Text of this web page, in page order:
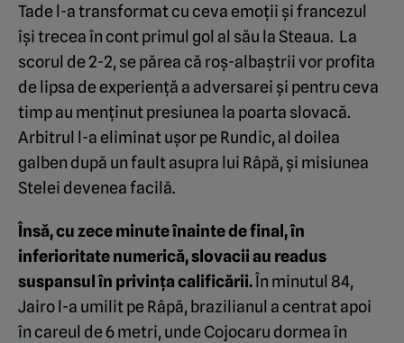
Tade l-a transformat cu ceva emoții și francezul
își trecea în cont primul gol al său la Steaua. La
scorul de 2-2, se părea că roș-albaștrii vor profita
de lipsa de experiență a adversarei și pentru ceva
timp au menținut presiunea la poarta slovacă.
Arbitrul l-a eliminat ușor pe Rundic, al doilea
galben după un fault asupra lui Râpă, și misiunea
Stelei devenea facilă.
Însă, cu zece minute înainte de final, în
inferioritate numerică, slovacii au readus
suspansul în privința calificării.În minutul 84,
Jairo l-a umilit pe Râpă, brazilianul a centrat apoi
în careul de 6 metri, unde Cojocaru dormea în